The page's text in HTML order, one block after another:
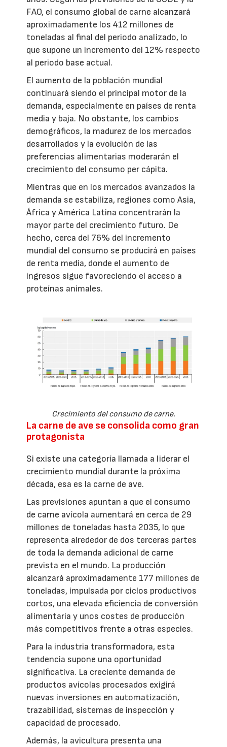
FAO, el consumo global de carne alcanzará
aproximadamente los 412 millones de
toneladas al final del periodo analizado, lo
que supone un incremento del 12% respecto
al periodo base actual.
El aumento de la población mundial
continuará siendo el principal motor de la
demanda, especialmente en países de renta
media y baja. No obstante, los cambios
demográficos, la madurez de los mercados
desarrollados y la evolución de las
preferencias alimentarias moderarán el
crecimiento del consumo per cápita.
Mientras que en los mercados avanzados la
demanda se estabiliza, regiones como Asia,
África y América Latina concentrarán la
mayor parte del crecimiento futuro. De
hecho, cerca del 76% del incremento
mundial del consumo se producirá en países
de renta media, donde el aumento de
ingresos sigue favoreciendo el acceso a
proteínas animales.
Crecimiento del consumo de carne.
La carne de ave se consolida como gran
protagonista
Si existe una categoría llamada a liderar el
crecimiento mundial durante la próxima
década, esa es la carne de ave.
Las previsiones apuntan a que el consumo
de carne avícola aumentará en cerca de 29
millones de toneladas hasta 2035, lo que
representa alrededor de dos terceras partes
de toda la demanda adicional de carne
prevista en el mundo. La producción
alcanzará aproximadamente 177 millones de
toneladas, impulsada por ciclos productivos
cortos, una elevada eficiencia de conversión
alimentaria y unos costes de producción
más competitivos frente a otras especies.
Para la industria transformadora, esta
tendencia supone una oportunidad
significativa. La creciente demanda de
productos avícolas procesados exigirá
nuevas inversiones en automatización,
trazabilidad, sistemas de inspección y
capacidad de procesado.
Además, la avicultura presenta una